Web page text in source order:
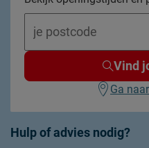
Hulp of advies nodig?
Vind
Ga